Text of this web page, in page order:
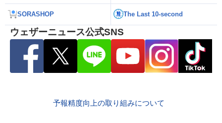
SORASHOP The Last 10-second
ウェザーニュース公式SNS
予報精度向上の取り組みについて